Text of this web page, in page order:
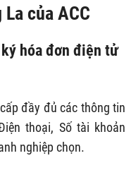
của ACC
hóa đơn điện tử
đầy đủ các thông tin
thoại, Số tài khoản
nghiệp chọn.